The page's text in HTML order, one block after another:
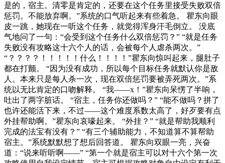
是的，宿主。清零是肯定的，还要在这个任务里接受失败双倍
惩罚。不能放弃啊。”系统的口气听起来有些着急。 瞿东向眼
皮一跳，她现在一听这个任务，就觉得浑身汗毛倒立。 没底
气地问了一句：“会受到这个任务什么双倍惩罚？” “就是任务
失败没有攻略这十六个人的话，会被每个人虐杀两次。”
“？？？？！！！！！什么！！！！”瞿东向惊叫起来，腿肚子
都在打颤。 “因为没有成功，所以每个目标任务就默认你是敌
人。本来只是每人杀一次，现在双倍惩罚要被弄死两次。”系
统以无比肯定的口吻解释。 “我——x！”瞿东向呆愣了半响，
吐出了两字脏话。 “宿主，任务你还做吗？” “能不做吗？拼了
也许还能活下来，不过——这个难度系数太高了，好歹要有点
外挂帮助啊。”瞿东向哀嚎起来。 “外挂？” “就是帮助我顺利
完成的法宝有没有？” “有三个辅助能力，不知道算不算帮助
宿主。”系统默默想了想后回答道。 瞿东向双眼一亮，兴奋
道：“说来听听啊——” “第一个就是宿主可以对十六个第一次